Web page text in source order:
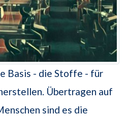
Basis - die Stoffe - für
Übertragen auf
sind es die